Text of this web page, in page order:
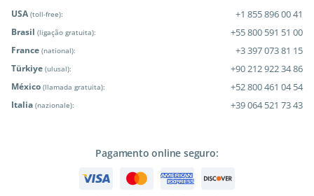
USA (toll-free): +1 855 896 00 41
Brasil (ligação gratuita): +55 800 591 51 00
France (national): +3 397 073 81 15
Türkiye (ulusal): +90 212 922 34 86
México (llamada gratuita): +52 800 461 04 54
Italia (nazionale): +39 064 521 73 43
Pagamento online seguro: